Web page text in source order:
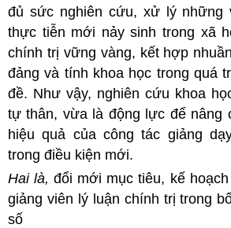
đủ sức nghiên cứu, xử lý những
thực tiễn mới nảy sinh trong xã
chính trị vững vàng, kết hợp
đảng và tính khoa học trong quá
đề. Như vậy, nghiên cứu khoa
tự thân, vừa là động lực để nâng
hiệu quả của công tác giảng
trong điều kiện mới.
Hai là,đổi mới mục tiêu, kế
giảng viên lý luận chính trị trong
số